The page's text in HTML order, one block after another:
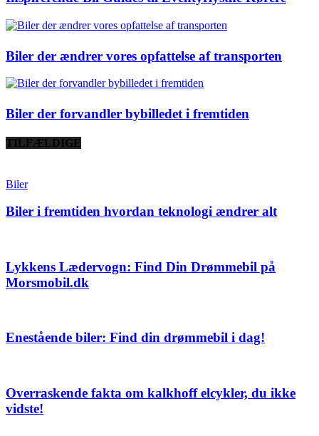
Biler der ændrer vores opfattelse af transporten
Biler der forvandler bybilledet i fremtiden
TILFÆLDIGE
Biler
Biler i fremtiden hvordan teknologi ændrer alt
Lykkens Lædervogn: Find Din Drømmebil på
Morsmobil.dk
Enestående biler: Find din drømmebil i dag!
Overraskende fakta om kalkhoff elcykler, du ikke
vidste!